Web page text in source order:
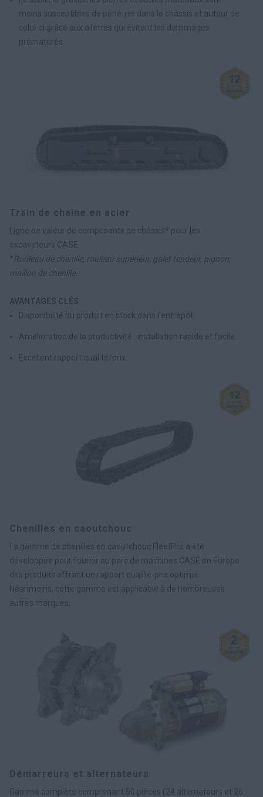
moins susceptibles de pénétrer dans le châssis et autour de
celui-ci grâce aux ailettes qui évitent les dommages
prématurés.
Train de chaîne en acier
Ligne de valeur de composants de châssis* pour les
excavateurs CASE.
*Rouleau de chenille, rouleau supérieur, galet tendeur, pignon,
maillon de chenille.
AVANTAGES CLÉS
Disponibilité du produit en stock dans l'entrepôt.
Amélioration de la productivité : installation rapide et facile.
Excellent rapport qualité/prix.
Chenilles en caoutchouc
La gamme de chenilles en caoutchouc FleetPro a été
développée pour fournir au parc de machines CASE en Europe
des produits offrant un rapport qualité-prix optimal.
Néanmoins, cette gamme est applicable à de nombreuses
autres marques.
Démarreurs et alternateurs
Gamme complète comprenant 50 pièces (24 alternateurs et 26